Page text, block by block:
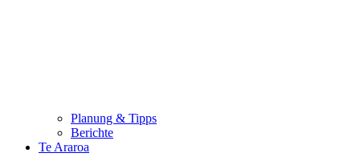
Planung & Tipps
Berichte
Te Araroa